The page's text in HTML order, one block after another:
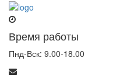
Время работы
Пнд-Вск: 9.00-18.00